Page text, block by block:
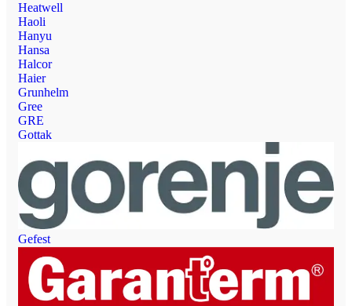
Heatwell
Haoli
Hanyu
Hansa
Halcor
Haier
Grunhelm
Gree
GRE
Gottak
Gefest